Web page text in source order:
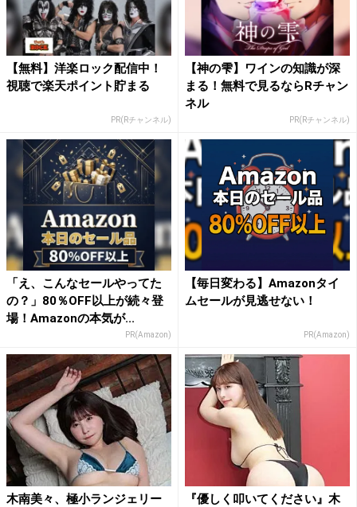
【無料】洋楽ロック配信中！
視聴で楽天ポイント貯まる
PR(Rチャンネル)
【神の雫】ワインの知識が深
まる！無料で見るならRチャン
ネル
PR(Rチャンネル)
「え、こんなセールやってた
の？」80％OFF以上が続々登
場！Amazonの本気が...
PR(Amazon)
【毎日変わる】Amazonタイ
ムセールが見逃せない！
PR(Amazon)
木南美々、極小ランジェリー
『優しく叩いてください』木